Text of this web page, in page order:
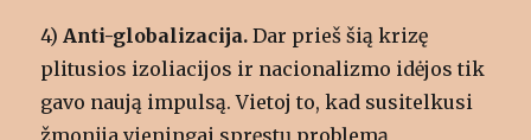
4)Anti-globalizacija. Dar prieš šią krizę
plitusios izoliacijos ir nacionalizmo idėjos tik
gavo naują impulsą. Vietoj to, kad susitelkusi